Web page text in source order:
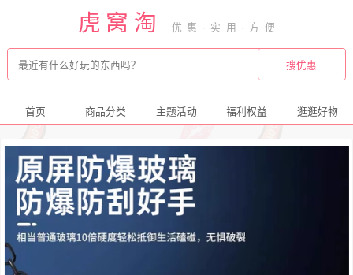
虎窝淘
首页 商品分类 主题活动 福利权益 逛逛好物